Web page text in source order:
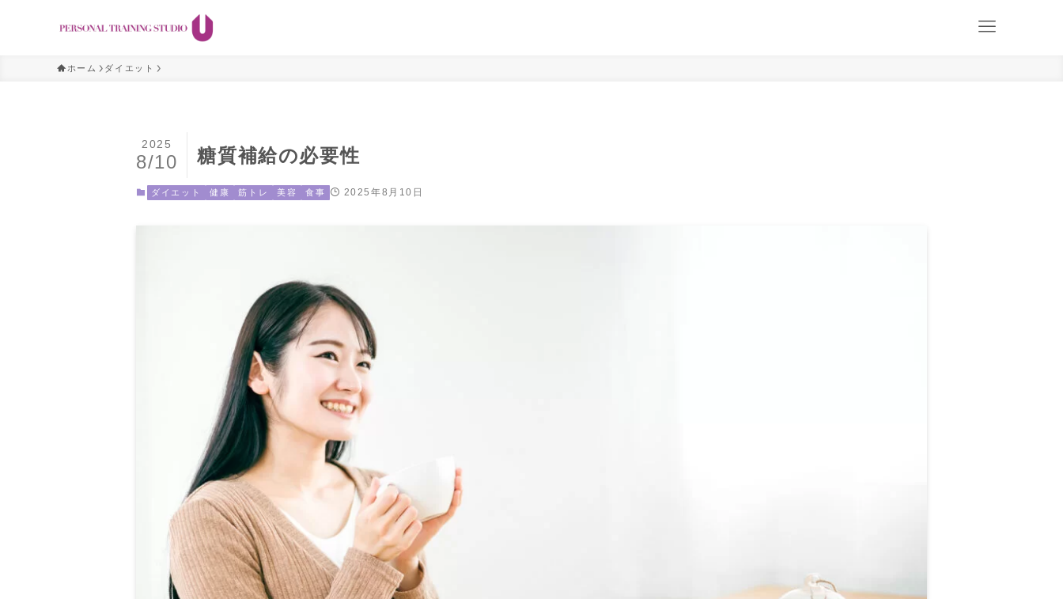
ホーム ダイエット
糖質補給の必要性
2025
8/10
ダイエット 健康 筋トレ 美容 食事 2025年8月10日